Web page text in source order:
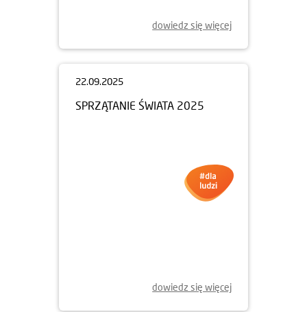
dowiedz się więcej
dowiedz się więcej